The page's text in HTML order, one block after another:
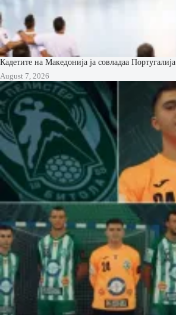
Кадетите на Македонија ја совладаа Португалија
August 7, 2026